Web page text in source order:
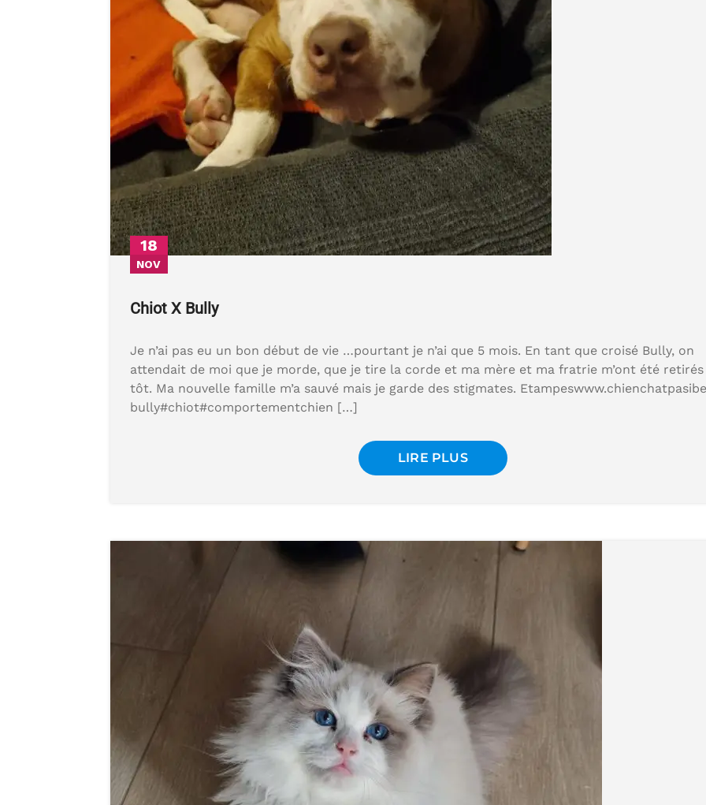
18
NOV
Chiot X Bully
Je n’ai pas eu un bon début de vie …pourtant je n’ai que 5 mois. En tant que croisé Bully, on
attendait de moi que je morde, que je tire la corde et ma mère et ma fratrie m’ont été
tôt. Ma nouvelle famille m’a sauvé mais je garde des stigmates.
bully#chiot#comportementchien […]
LIRE PLUS